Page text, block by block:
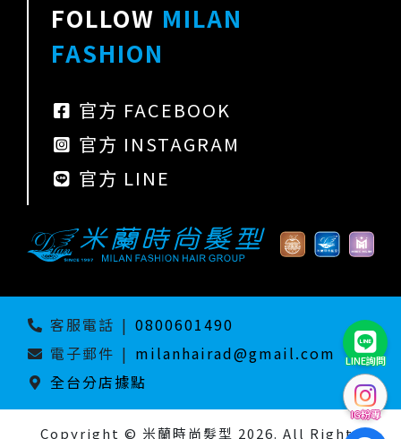
FOLLOW MILAN
FASHION
官方 FACEBOOK
官方 INSTAGRAM
官方 LINE
客服電話 | 0800601490
電子郵件 | milanhairad@gmail.com
全台分店據點
Copyright © 米蘭時尚髮型 2026. All Rights
LINE詢問
IG粉專